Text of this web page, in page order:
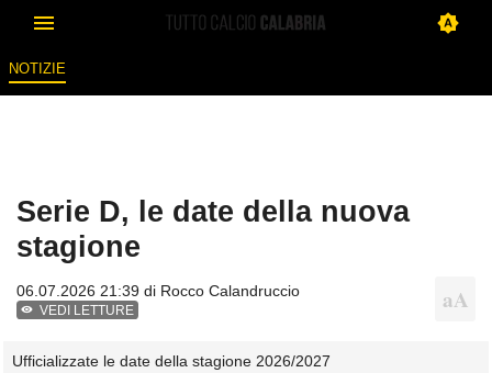
NOTIZIE
Serie D, le date della nuova
stagione
06.07.2026 21:39 di Rocco Calandruccio
VEDI LETTURE
Ufficializzate le date della stagione 2026/2027